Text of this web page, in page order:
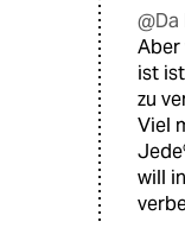
@Da
Aber
ist
zu
Viel
will